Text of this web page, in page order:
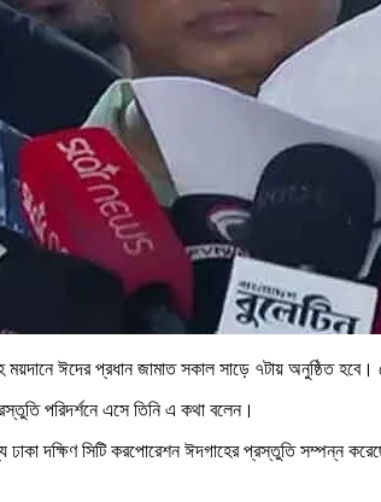
ঈদের প্রধান জামাত সকাল সাড়ে ৭টায় অনুষ্ঠিত হবে।
পরিদর্শনে এসে তিনি এ কথা বলেন।
দক্ষিণ সিটি করপোরেশন ঈদগাহের প্রস্তুতি সম্পন্ন